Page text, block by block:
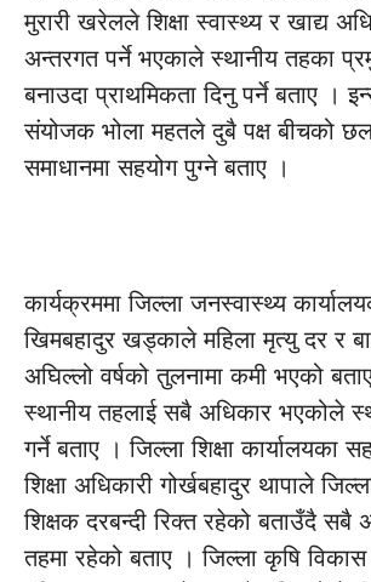
मुरारी खरेलले शिक्षा स्वास्थ्य र खाद्य
अन्तरगत पर्ने भएकाले स्थानीय तहका
बनाउदा प्राथमिकता दिनु पर्ने बताए ।
संयोजक भोला महतले दुबै पक्ष बीचको
समाधानमा सहयोग पुग्ने बताए ।
कार्यक्रममा जिल्ला जनस्वास्थ्य
खिमबहादुर खड्काले महिला मृत्यु दर र
अघिल्लो वर्षको तुलनामा कमी भएको
स्थानीय तहलाई सबै अधिकार भएकोले
गर्ने बताए । जिल्ला शिक्षा कार्यालयका
शिक्षा अधिकारी गोर्खबहादुर थापाले
शिक्षक दरबन्दी रिक्त रहेको बताउँदै सबै
तहमा रहेको बताए । जिल्ला कृषि विकास